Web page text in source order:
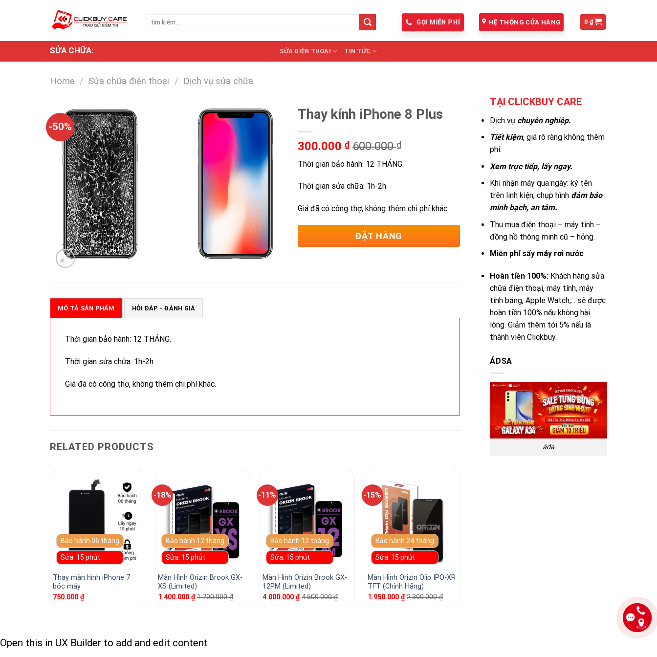
GỌI MIỄN PHÍ HỆ THỐNG CỬA HÀNG 0 ₫
SỬA CHỮA: SỬA ĐIỆN THOẠI TIN TỨC
Home / Sửa chữa điện thoại / Dịch vụ sửa chữa
TẠI CLICKBUY CARE
Dịch vụ chuyên nghiệp.
Tiết kiệm, giá rõ ràng không thêm
phí.
Xem trực tiếp, lấy ngay.
Khi nhận máy qua ngày: ký tên
trên linh kiện, chụp hình đảm bảo
minh bạch, an tâm.
Thu mua điện thoại – máy tính –
đồng hồ thông minh cũ – hỏng.
Miễn phí sấy máy rơi nước
Hoàn tiền 100%: Khách hàng sửa
chữa điện thoại, máy tính, máy
tính bảng, Apple Watch,... sẽ được
hoàn tiền 100% nếu không hài
lòng. Giảm thêm tới 5% nếu là
thành viên Clickbuy.
ÁDSA
áda
-50%
Thay kính iPhone 8 Plus
300.000 ₫ 600.000₫
Thời gian bảo hành: 12 THÁNG.
Thời gian sửa chữa: 1h-2h
Giá đã có công thợ, không thêm chi phí khác.
ĐẶT HÀNG
MÔ TẢ SẢN PHẨM HỎI ĐÁP - ĐÁNH GIÁ
Thời gian bảo hành: 12 THÁNG.
Thời gian sửa chữa: 1h-2h
Giá đã có công thợ, không thêm chi phí khác.
RELATED PRODUCTS
Bảo hành 06 tháng
Sửa: 15 phút
Thay màn hình iPhone 7
bóc máy
750.000 ₫
-18%
Bảo hành 12 tháng
Sửa: 15 phút
Màn Hình Orizin Brook GX-
XS (Limited)
1.400.000 ₫ 1.700.000₫
-11%
Bảo hành 12 tháng
Sửa: 15 phút
Màn Hình Orizin Brook GX-
12PM (Limited)
4.000.000₫ 4.500.000₫
-15%
Bảo hành 24 tháng
Sửa: 15 phút
Màn Hình Orizin Olip IPO-XR
TFT (Chính Hãng)
1.950.000₫ 2.300.000₫
Open this in UX Builder to add and edit content